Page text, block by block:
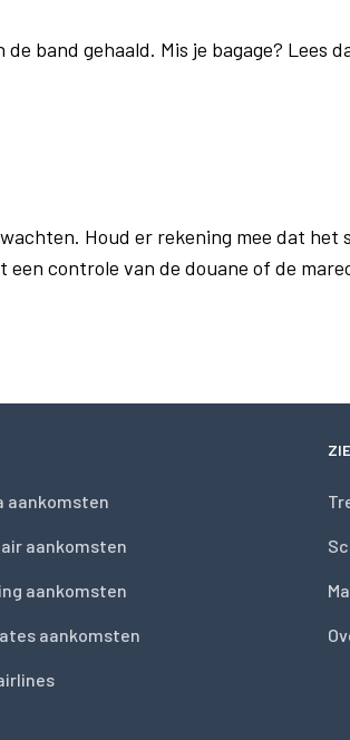
de band gehaald. Mis je bagage? Lees
Houd er rekening mee dat het
controle van de douane of de
aankomsten
aankomsten
aankomsten
aankomsten